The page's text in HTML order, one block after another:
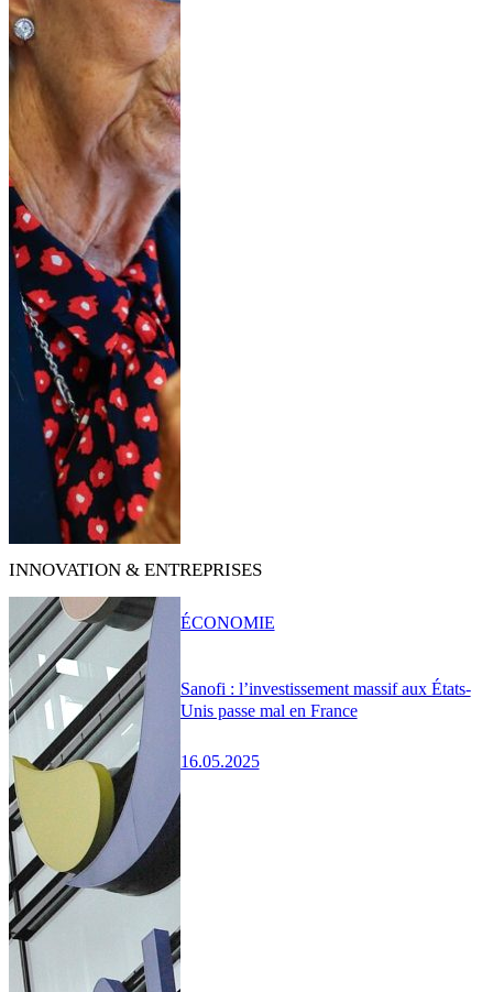
INNOVATION & ENTREPRISES
Sanofi : l’investissement massif aux États-
Unis passe mal en France
16.05.2025
ÉCONOMIE